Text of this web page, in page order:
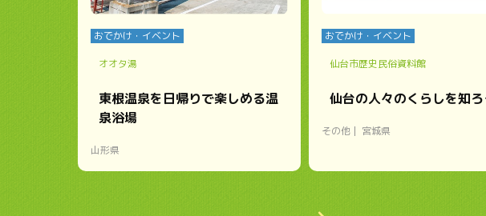
おでかけ・イベント
オオタ湯
東根温泉を日帰りで楽しめる温
泉浴場
山形県
おでかけ・イベント
仙台市歴史民俗資料館
仙台の人々のくらしを知ろ
その他 宮城県